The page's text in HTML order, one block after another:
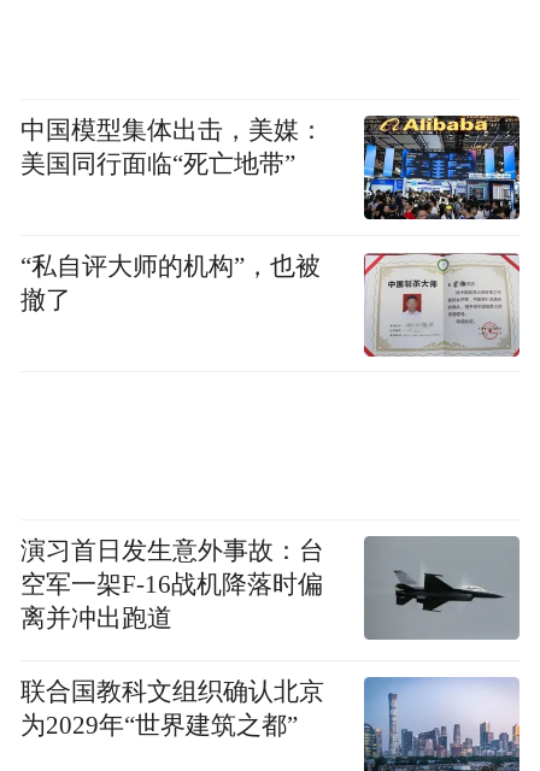
中国模型集体出击，美媒：
美国同行面临“死亡地带”
“私自评大师的机构”，也被
撤了
演习首日发生意外事故：台
空军一架F-16战机降落时偏
离并冲出跑道
联合国教科文组织确认北京
为2029年“世界建筑之都”